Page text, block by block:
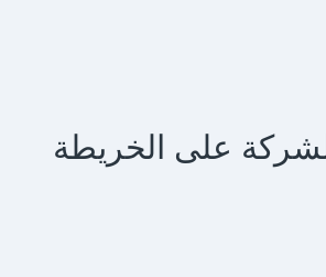
على الخريطة